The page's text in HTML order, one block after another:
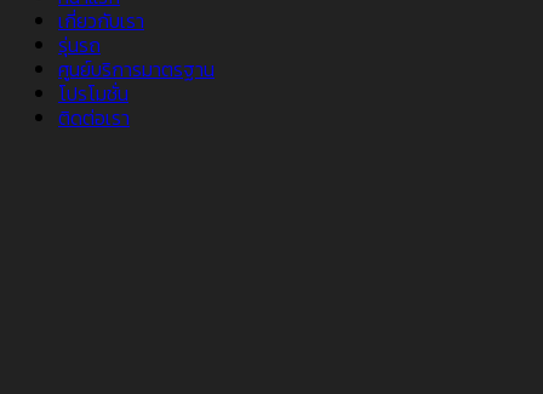
เกี่ยวกับเรา
รุ่นรถ
ศูนย์บริการมาตรฐาน
โปรโมชั่น
ติดต่อเรา